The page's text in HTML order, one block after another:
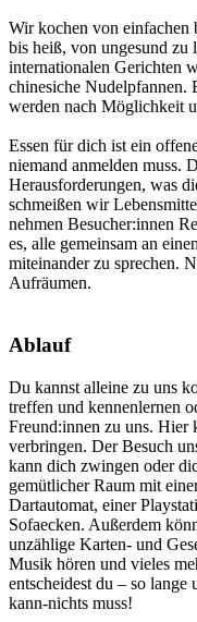
Wir kochen von einfachen
bis heiß, von ungesund zu
internationalen Gerichten
chinesiche Nudelpfannen.
werden nach Möglichkeit
Essen für dich ist ein
niemand anmelden muss.
Herausforderungen, was
schmeißen wir
nehmen Besucher:innen
es, alle gemeinsam an
miteinander zu sprechen.
Aufräumen.
Ablauf
Du kannst alleine zu uns
treffen und kennenlernen
Freund:innen zu uns. Hier
verbringen. Der Besuch
kann dich zwingen oder
gemütlicher Raum mit
Dartautomat, einer
Sofaecken. Außerdem
unzählige Karten- und
Musik hören und vieles
entscheidest du – so lange
kann-nichts muss!